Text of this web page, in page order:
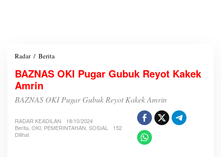
Radar / Berita
Z
S
K
I
BAZNAS OKI Pugar Gubuk Reyot Kakek
Amrin
BAZNAS OKI Pugar Gubuk Reyot Kakek Amrin
RADAR KEADILAN
18/10/2024
Berita, OKI, PEMERINTAHAN, SOSIAL
152
Dilihat